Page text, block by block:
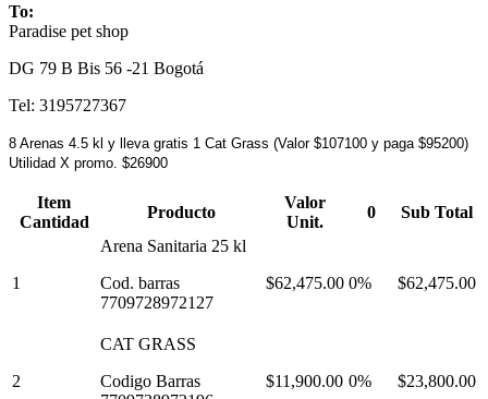
To:
Paradise pet shop
DG 79 B Bis 56 -21 Bogotá
Tel: 3195727367
8 Arenas 4.5 kl y lleva gratis 1 Cat Grass (Valor $107100 y paga $95200)
Utilidad X promo. $26900
Item
Cantidad
Producto
Valor
Unit.
0 Sub Total
1
Arena Sanitaria 25 kl
Cod. barras
7709728972127
$62,475.00 0% $62,475.00
2
CAT GRASS
Codigo Barras
$11,900.00 0% $23,800.00